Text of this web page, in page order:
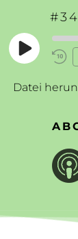
Play
Episode
Datei